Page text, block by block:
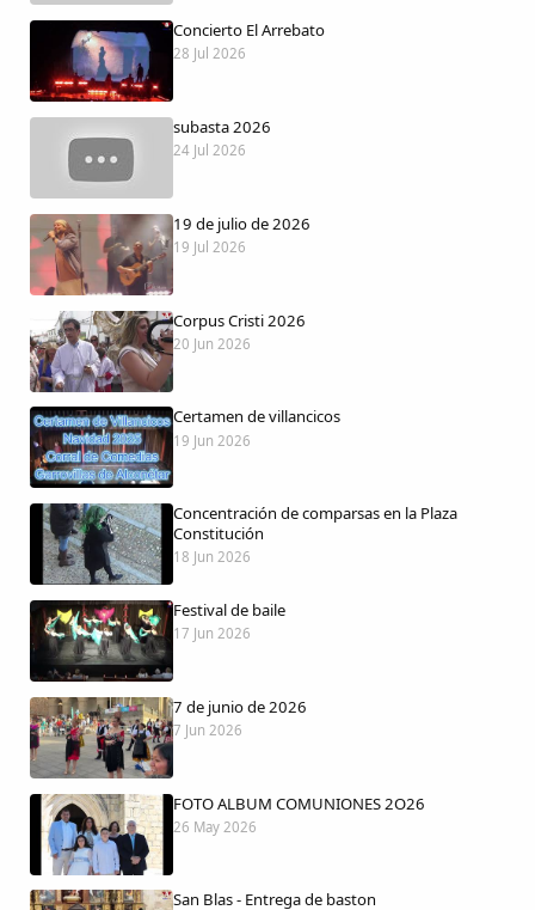
Peñas
La palra
Modo oscuro
Concierto El Arrebato
28 Jul 2026
subasta 2026
24 Jul 2026
19 de julio de 2026
19 Jul 2026
Corpus Cristi 2026
20 Jun 2026
Certamen de villancicos
19 Jun 2026
Concentración de comparsas en la Plaza
Constitución
18 Jun 2026
Festival de baile
17 Jun 2026
7 de junio de 2026
7 Jun 2026
FOTO ALBUM COMUNIONES 2O26
26 May 2026
San Blas - Entrega de baston
Compartir en Facebook
Compartir en Twitter
Copiar enlace